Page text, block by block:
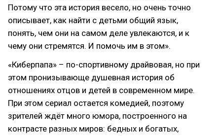
Потому что эта история весело, но очень точно
описывает, как найти с детьми общий язык,
понять, чем они на самом деле увлекаются, и к
чему они стремятся. И помочь им в этом».
«Киберпапа» – по-спортивному драйвовая, но при
этом пронизывающе душевная история об
отношениях отцов и детей в современном мире.
При этом сериал остается комедией, поэтому
зрителей ждёт много юмора, построенного на
контрасте разных миров: бедных и богатых,